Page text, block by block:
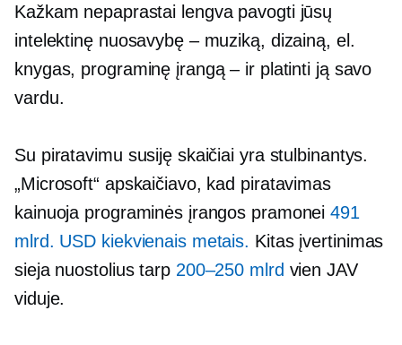
Kažkam nepaprastai lengva pavogti jūsų
intelektinę nuosavybę – muziką, dizainą, el.
knygas, programinę įrangą – ir platinti ją savo
vardu.
Su piratavimu susiję skaičiai yra stulbinantys.
„Microsoft“ apskaičiavo, kad piratavimas
kainuoja programinės įrangos pramonei491
mlrd. USD kiekvienais metais. Kitas įvertinimas
sieja nuostolius tarp 200–250 mlrd vien JAV
viduje.